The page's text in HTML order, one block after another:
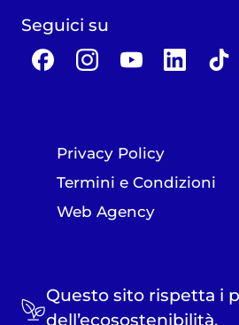
Seguici su
Privacy Policy
Termini e Condizioni
Web Agency
Questo sito rispetta i
dell’ecosostenibilità.